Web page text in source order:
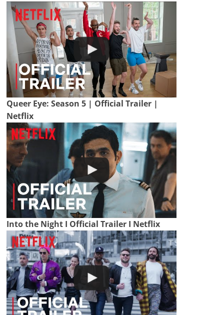
Queer Eye: Season 5 | Official Trailer |
Netflix
Into the Night I Official Trailer I Netflix